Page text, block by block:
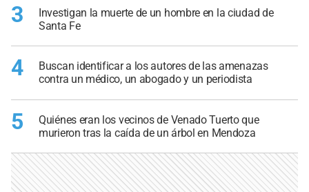
3
Investigan la muerte de un hombre en la ciudad de
Santa Fe
4
Buscan identificar a los autores de las amenazas
contra un médico, un abogado y un periodista
5
Quiénes eran los vecinos de Venado Tuerto que
murieron tras la caída de un árbol en Mendoza